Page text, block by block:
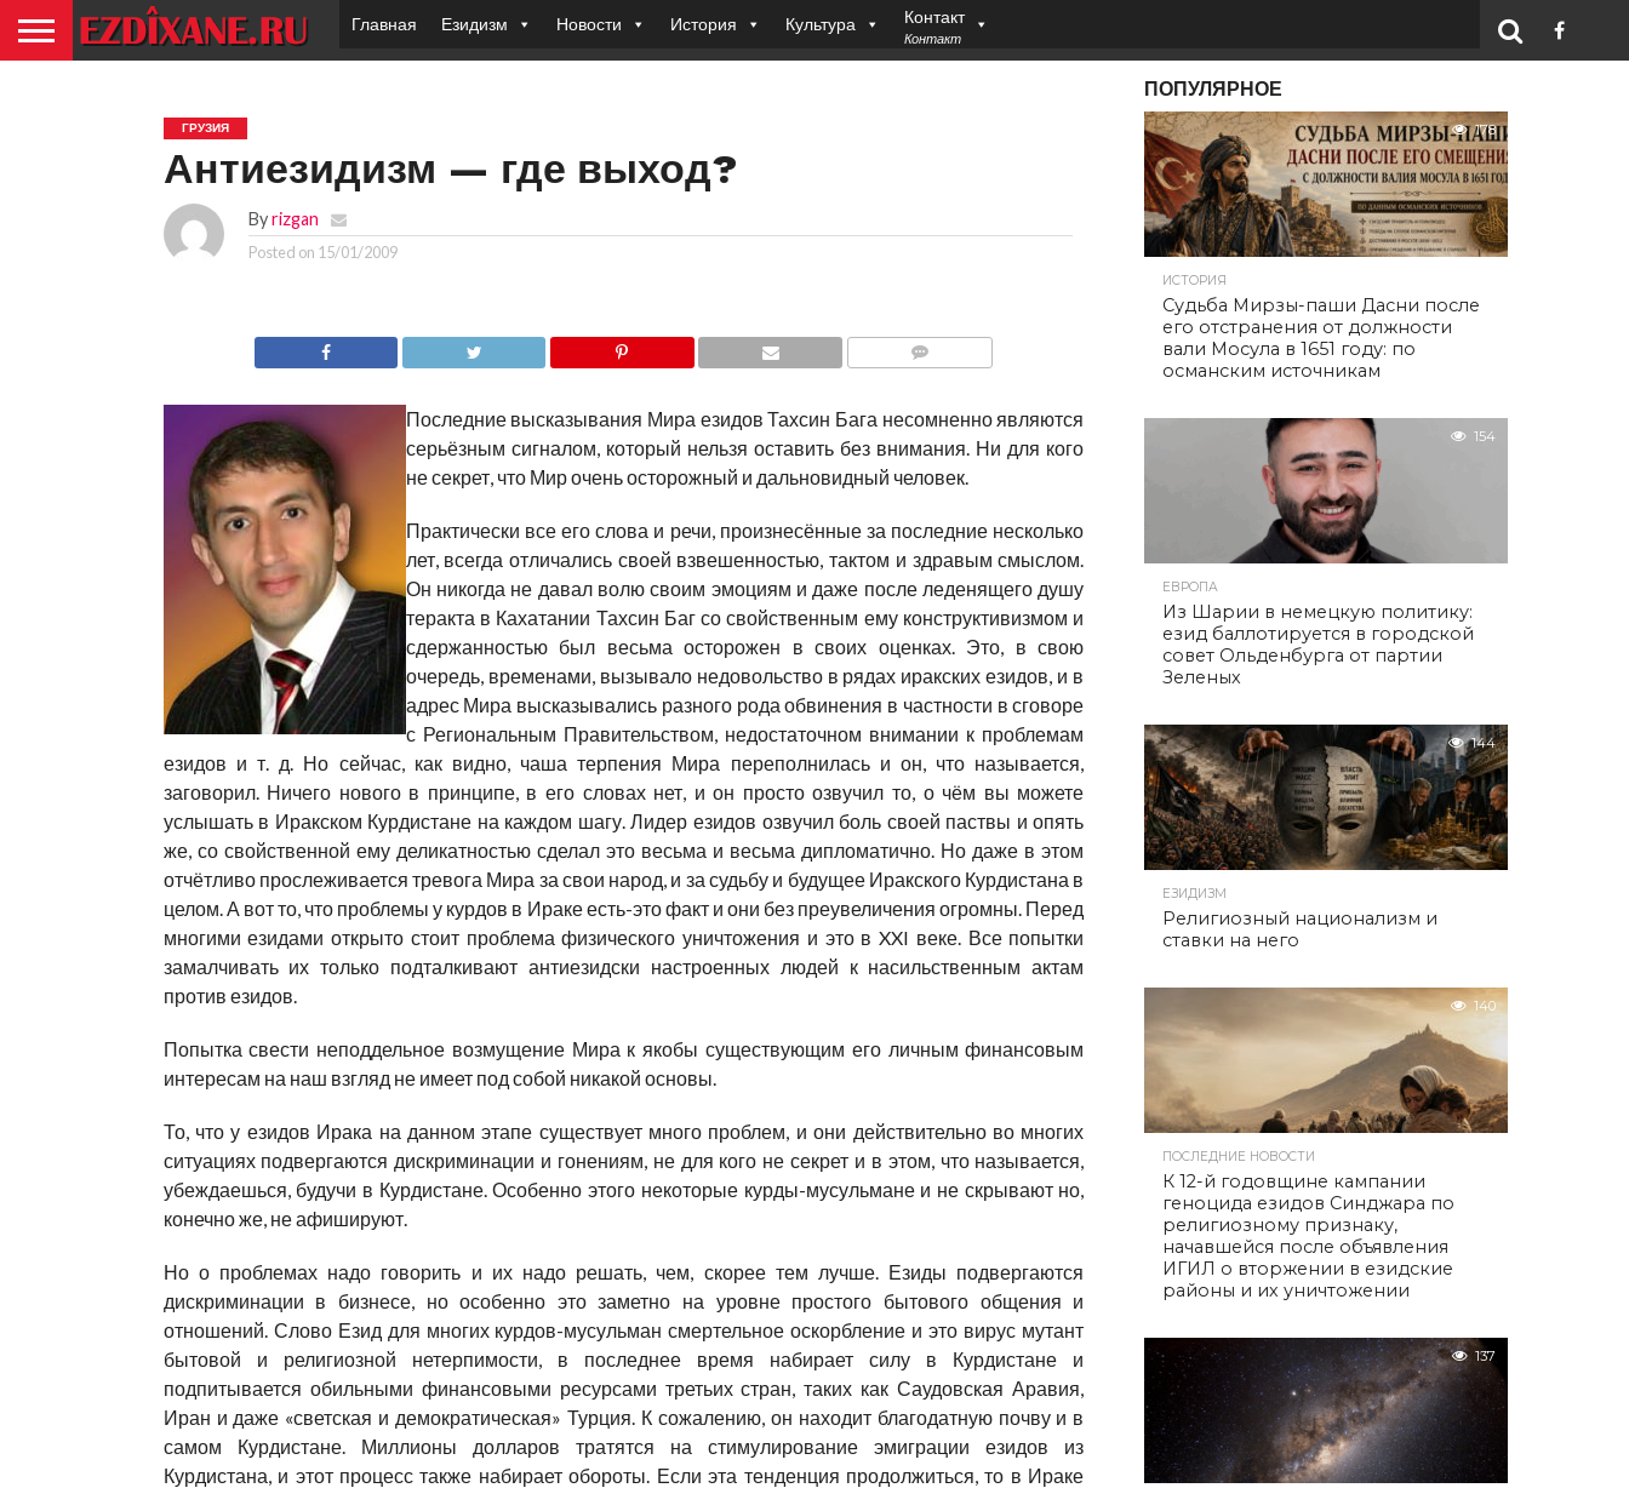
Главная Езидизм Новости История Культура Контакт
Контакт
ГРУЗИЯ
Антиезидизм — где выход?
Byrizgan
Posted on 15/01/2009
Последние высказывания Мира езидов Тахсин Бага несомненно являются
серьёзным сигналом, который нельзя оставить без внимания. Ни для кого
не секрет, что Мир очень осторожный и дальновидный человек.
Практически все его слова и речи, произнесённые за последние несколько
лет, всегда отличались своей взвешенностью, тактом и здравым смыслом.
Он никогда не давал волю своим эмоциям и даже после леденящего душу
теракта в Кахатании Тахсин Баг со свойственным ему конструктивизмом и
сдержанностью был весьма осторожен в своих оценках. Это, в свою
очередь, временами, вызывало недовольство в рядах иракских езидов, и в
адрес Мира высказывались разного рода обвинения в частности в сговоре
с Региональным Правительством, недостаточном внимании к проблемам
езидов и т. д. Но сейчас, как видно, чаша терпения Мира переполнилась и он, что называется,
заговорил. Ничего нового в принципе, в его словах нет, и он просто озвучил то, о чём вы можете
услышать в Иракском Курдистане на каждом шагу. Лидер езидов озвучил боль своей паствы и опять
же, со свойственной ему деликатностью сделал это весьма и весьма дипломатично. Но даже в этом
отчётливо прослеживается тревога Мира за свои народ, и за судьбу и будущее Иракского Курдистана в
целом. А вот то, что проблемы у курдов в Ираке есть-это факт и они без преувеличения огромны. Перед
многими езидами открыто стоит проблема физического уничтожения и это в XXI веке. Все попытки
замалчивать их только подталкивают антиезидски настроенных людей к насильственным актам
против езидов.
Попытка свести неподдельное возмущение Мира к якобы существующим его личным финансовым
интересам на наш взгляд не имеет под собой никакой основы.
То, что у езидов Ирака на данном этапе существует много проблем, и они действительно во многих
ситуациях подвергаются дискриминации и гонениям, не для кого не секрет и в этом, что называется,
убеждаешься, будучи в Курдистане. Особенно этого некоторые курды-мусульмане и не скрывают но,
конечно же, не афишируют.
Но о проблемах надо говорить и их надо решать, чем, скорее тем лучше. Езиды подвергаются
дискриминации в бизнесе, но особенно это заметно на уровне простого бытового общения и
отношений. Слово Езид для многих курдов-мусульман смертельное оскорбление и это вирус мутант
бытовой и религиозной нетерпимости, в последнее время набирает силу в Курдистане и
подпитывается обильными финансовыми ресурсами третьих стран, таких как Саудовская Аравия,
Иран и даже «светская и демократическая» Турция. К сожалению, он находит благодатную почву и в
самом Курдистане. Миллионы долларов тратятся на стимулирование эмиграции езидов из
Курдистана, и этот процесс также набирает обороты. Если эта тенденция продолжиться, то в Ираке
ПОПУЛЯРНОЕ
178
ИСТОРИЯ
Судьба Мирзы-паши Дасни после
его отстранения от должности
вали Мосула в 1651 году: по
османским источникам
154
ЕВРОПА
Из Шарии в немецкую политику:
езид баллотируется в городской
совет Ольденбурга от партии
Зеленых
144
ЕЗИДИЗМ
Религиозный национализм и
ставки на него
140
ПОСЛЕДНИЕ НОВОСТИ
К 12-й годовщине кампании
геноцида езидов Синджара по
религиозному признаку,
начавшейся после объявления
ИГИЛ о вторжении в езидские
районы и их уничтожении
137